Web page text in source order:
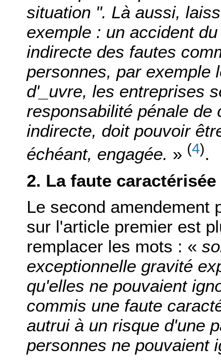
situation ". Là aussi,
exemple : un accident
indirecte des fautes
personnes, par exemple
d'_uvre, les entreprises
responsabilité pénale
indirecte, doit pouvoir
échéant, engagée. » (4).
2. La faute caractérisée
Le second amendement
sur l'article premier est
remplacer les mots : «
exceptionnelle gravité
qu'elles ne pouvaient
commis une faute
autrui à un risque d'une
personnes ne pouvaient